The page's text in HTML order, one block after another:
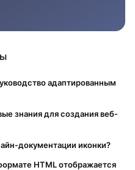
адаптированным
знания для создания веб-
документации иконки?
HTML отображается